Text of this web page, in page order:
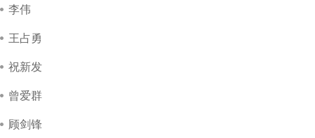
李伟
王占勇
祝新发
曾爱群
顾剑锋